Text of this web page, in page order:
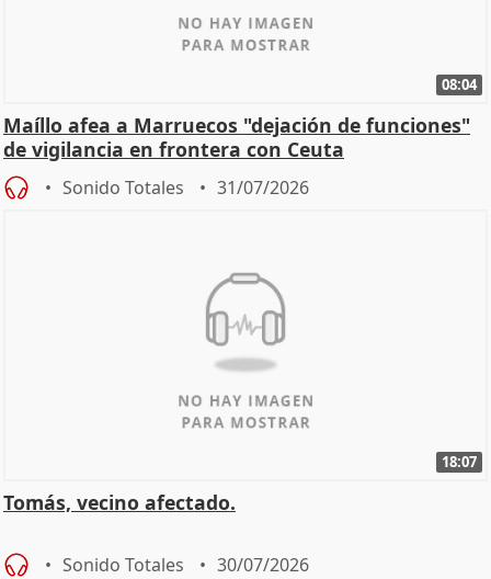
08:04
Maíllo afea a Marruecos "dejación de funciones"
de vigilancia en frontera con Ceuta
Sonido Totales 31/07/2026
18:07
Tomás, vecino afectado.
Sonido Totales 30/07/2026